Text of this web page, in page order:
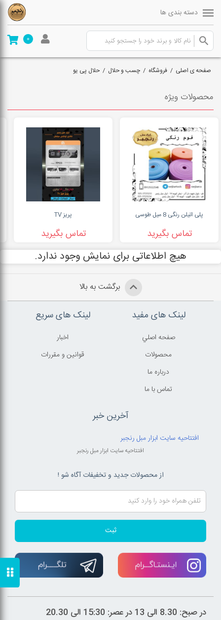
دسته بندی ها
0
صفحه ی اصلی / فروشگاه / چسب و حلال / حلال پی یو
محصولات ویژه
پلی اتیلن رنگی 8 میل طوسی
تماس بگیرید
پریز TV
تماس بگیرید
هیچ اطلاعاتی برای نمایش وجود ندارد.
برگشت به بالا
لینک های مفید
صفحه اصلي
محصولات
درباره ما
تماس با ما
لینک های سریع
اخبار
قوانين و مقررات
آخرین خبر
افتتاحیه سایت ابزار مبل رنجبر
افتتاحیه سایت ابزار مبل رنجبر
از محصولات جدید و تخفیفات آگاه شو !
ثبت
در صبح: 8.30 الی 13 در عصر: 15:30 الی 20.30